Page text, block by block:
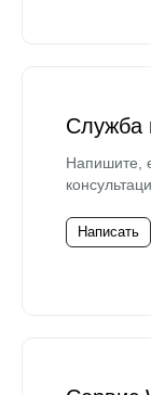
Служба
Напишите,
Написать